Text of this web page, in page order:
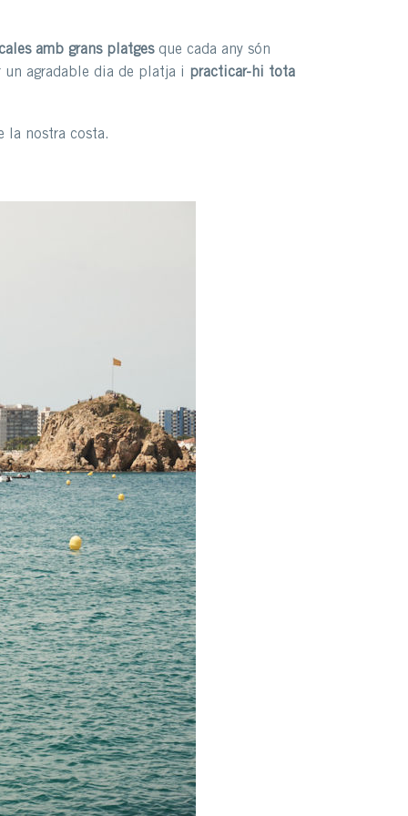
amb grans platgesque cada any són
un agradable dia de platja i practicar-hi tota
la nostra costa.